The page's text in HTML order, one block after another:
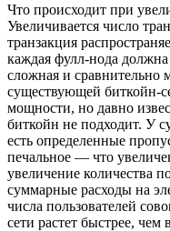
Что происходит при
Увеличивается число
транзакция
каждая фулл-нода
сложная и сравнительно
существующей биткойн-
мощности, но давно
биткойн не подходит. У
есть определенные
печальное — что
увеличение количества
суммарные расходы на
числа пользователей
сети растет быстрее, чем